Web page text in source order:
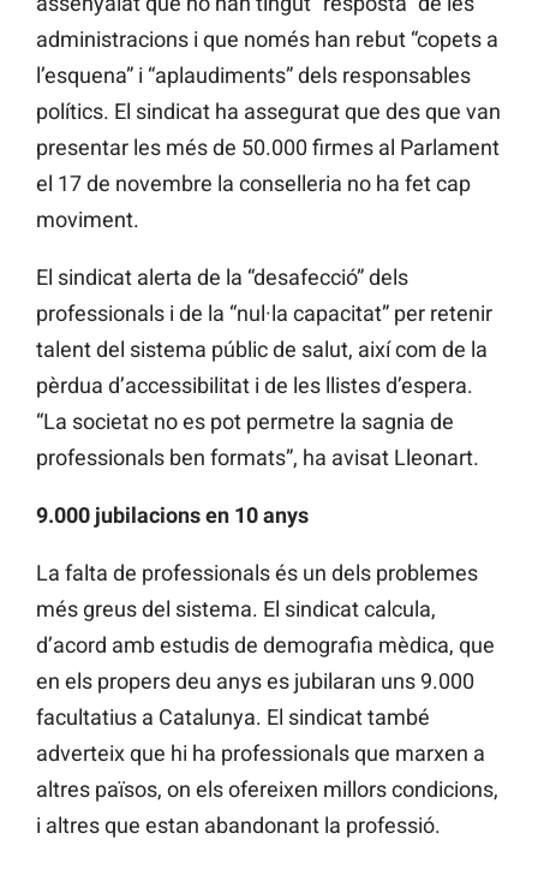
administracions i que només han rebut “copets a
l’esquena” i “aplaudiments” dels responsables
polítics. El sindicat ha assegurat que des que van
presentar les més de 50.000 firmes al Parlament
el 17 de novembre la conselleria no ha fet cap
moviment.
El sindicat alerta de la “desafecció” dels
professionals i de la “nul·la capacitat” per retenir
talent del sistema públic de salut, així com de la
pèrdua d’accessibilitat i de les llistes d’espera.
“La societat no es pot permetre la sagnia de
professionals ben formats”, ha avisat Lleonart.
9.000 jubilacions en 10 anys
La falta de professionals és un dels problemes
més greus del sistema. El sindicat calcula,
d’acord amb estudis de demografia mèdica, que
en els propers deu anys es jubilaran uns 9.000
facultatius a Catalunya. El sindicat també
adverteix que hi ha professionals que marxen a
altres països, on els ofereixen millors condicions,
i altres que estan abandonant la professió.